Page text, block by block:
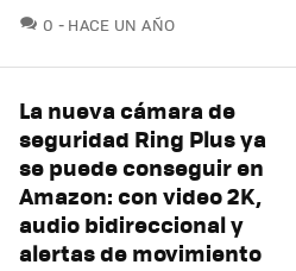
0 COMENTARIOS
HACE UN AÑO
La nueva cámara de
seguridad Ring Plus ya
se puede conseguir en
Amazon: con video 2K,
audio bidireccional y
alertas de movimiento